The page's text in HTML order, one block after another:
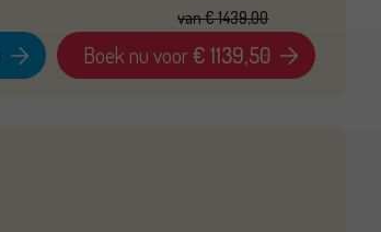
Boek nu voor€ 1139,50
van€ 1439,00